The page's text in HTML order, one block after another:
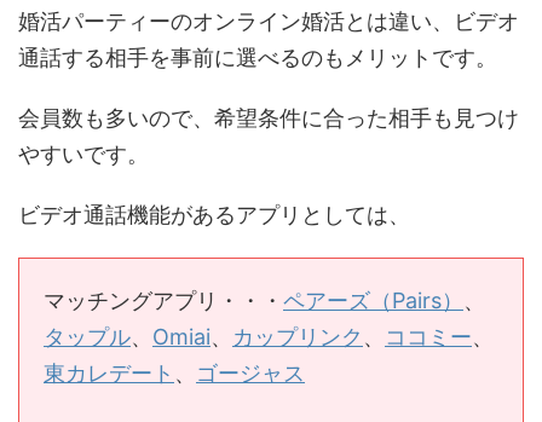
婚活パーティーのオンライン婚活とは違い、ビデオ
通話する相手を事前に選べるのもメリットです。
会員数も多いので、希望条件に合った相手も見つけ
やすいです。
ビデオ通話機能があるアプリとしては、
マッチングアプリ・・・ ペアーズ（Pairs） 、
タップル、 Omiai、 カップリンク 、 ココミー、
東カレデート 、 ゴージャス